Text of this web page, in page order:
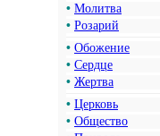
• Молитва
• Розарий
• Обожение
• Сердце
• Жертва
• Церковь
• Общество